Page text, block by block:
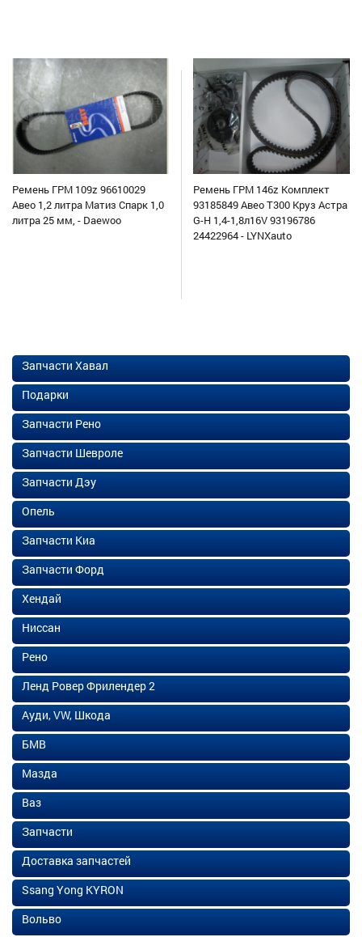
Ремень ГРМ 109z 96610029
Авео 1,2 литра Матиз Спарк 1,0
литра 25 мм, - Daewoo
Ремень ГРМ 146z Комплект
93185849 Авео Т300 Круз Астра
G-H 1,4-1,8л16V 93196786
24422964 - LYNXauto
Запчасти Хавал
Подарки
Запчасти Рено
Запчасти Шевроле
Запчасти Дэу
Опель
Запчасти Киа
Запчасти Форд
Хендай
Ниссан
Рено
Ленд Ровер Фрилендер 2
Ауди, VW, Шкода
БМВ
Мазда
Ваз
Запчасти
Доставка запчастей
Ssang Yong KYRON
Вольво